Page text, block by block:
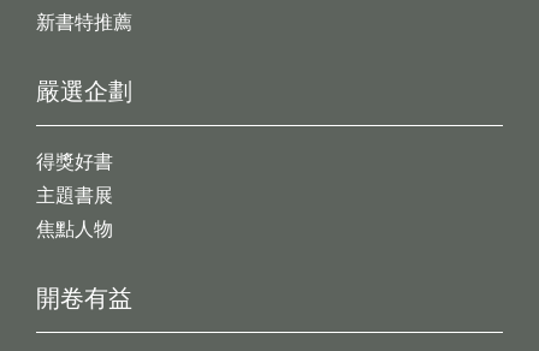
新書特推薦
開卷有益
嚴選企劃
得獎好書
主題書展
焦點人物